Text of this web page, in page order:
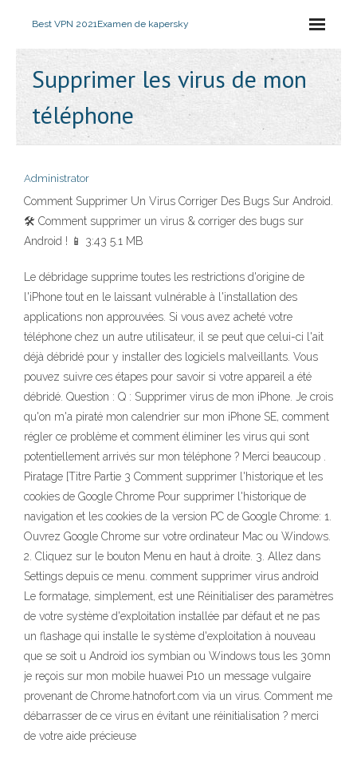
Best VPN 2021Examen de kapersky
Supprimer les virus de mon
téléphone
Administrator
Comment Supprimer Un Virus Corriger Des Bugs Sur Android.
🛠 Comment supprimer un virus & corriger des bugs sur
Android ! 📱 3:43 5.1 MB
Le débridage supprime toutes les restrictions d'origine de
l'iPhone tout en le laissant vulnérable à l'installation des
applications non approuvées. Si vous avez acheté votre
téléphone chez un autre utilisateur, il se peut que celui-ci l'ait
déjà débridé pour y installer des logiciels malveillants. Vous
pouvez suivre ces étapes pour savoir si votre appareil a été
débridé. Question : Q : Supprimer virus de mon iPhone. Je crois
qu'on m'a piraté mon calendrier sur mon iPhone SE, comment
régler ce problème et comment éliminer les virus qui sont
potentiellement arrivés sur mon téléphone ? Merci beaucoup .
Piratage [Titre Partie 3 Comment supprimer l'historique et les
cookies de Google Chrome Pour supprimer l'historique de
navigation et les cookies de la version PC de Google Chrome: 1.
Ouvrez Google Chrome sur votre ordinateur Mac ou Windows.
2. Cliquez sur le bouton Menu en haut à droite. 3. Allez dans
Settings depuis ce menu. comment supprimer virus android
Le formatage, simplement, est une Réinitialiser des paramètres
de votre système d'exploitation installée par défaut et ne pas
un flashage qui installe le système d'exploitation à nouveau
que se soit u Android ios symbian ou Windows tous les 30mn
je reçois sur mon mobile huawei P10 un message vulgaire
provenant de Chrome.hatnofort.com via un virus. Comment me
débarrasser de ce virus en évitant une réinitialisation ? merci
de votre aide précieuse